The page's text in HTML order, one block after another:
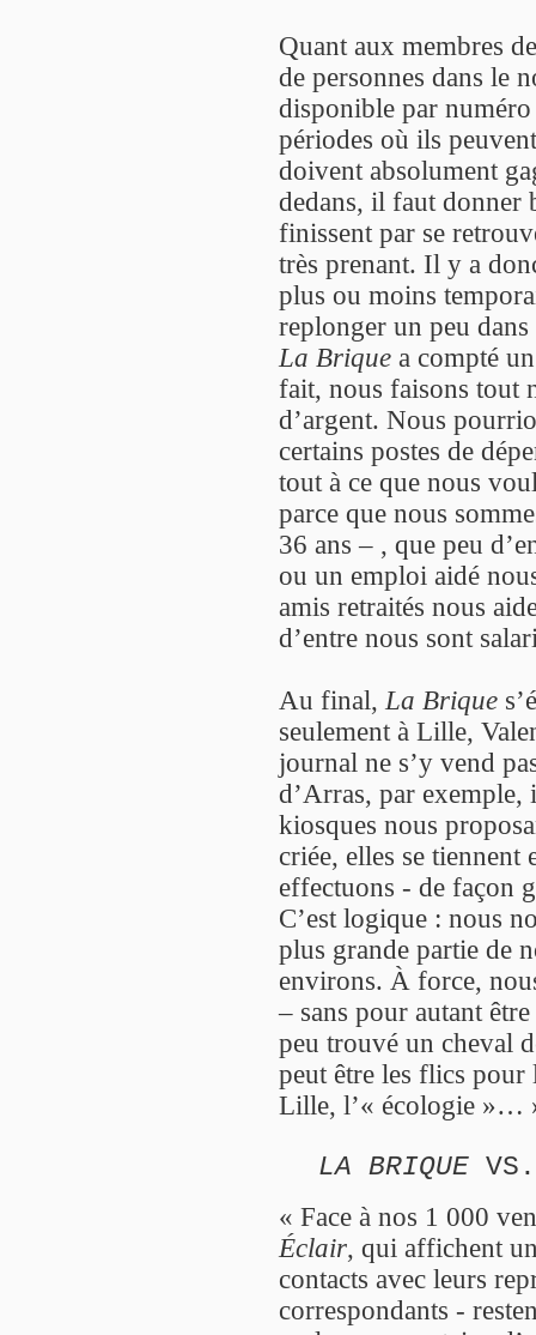
Quant aux membres
de personnes dans le
disponible par
périodes où ils
doivent absolument
dedans, il faut donner
finissent par se
très prenant. Il y a
plus ou moins
replonger un peu
La Brique a compté
fait, nous faisons tout
d’argent. Nous
certains postes de
tout à ce que nous
parce que nous
36 ans – , que peu
ou un emploi aidé
amis retraités nous
d’entre nous sont
Au final, La Brique
seulement à Lille,
journal ne s’y vend
d’Arras, par
kiosques nous
criée, elles se
effectuons - de façon
C’est logique : nous
plus grande partie de
environs. À force,
– sans pour autant
peu trouvé un cheval
peut être les flics pour
Lille, l’« écologie »…
LA BRIQUE
« Face à nos 1 000
Éclair, qui affichent
contacts avec leurs
correspondants -